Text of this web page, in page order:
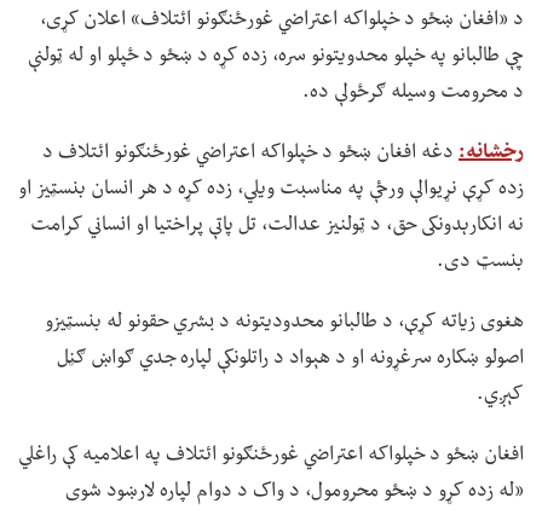
د «افغان ښځو د خپلواکه اعتراضي غورځنګونو ائتلاف» اعلان کړی،
چې طالبانو په خپلو محدویتونو سره، زده کړه د ښځو د ځپلو او له ټولنې
د محرومت وسیله ګرځولې ده.
رخشانه:دغه افغان ښځو د خپلواکه اعتراضي غورځنګونو ائتلاف د
زده کړې نړیوالې ورځې په مناسبت ویلي، زده کړه د هر انسان بنسټیز او
نه انکارېدونکی حق، د ټولنیز عدالت، تل پاتې پراختیا او انساني کرامت
بنسټ دی.
هغوی زیاته کړې، د طالبانو محدودیتونه د بشري حقونو له بنسټیزو
اصولو ښکاره سرغړونه او د هېواد د راتلونکې لپاره جدي ګواښ ګڼل
کېږي.
افغان ښځو د خپلواکه اعتراضي غورځنګونو ائتلاف په اعلامیه کې راغلي
«له زده کړو د ښځو محرومول، د واک د دوام لپاره لارښود شوی